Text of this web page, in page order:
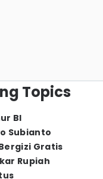
Topics
BI
Subianto
Gratis
Rupiah